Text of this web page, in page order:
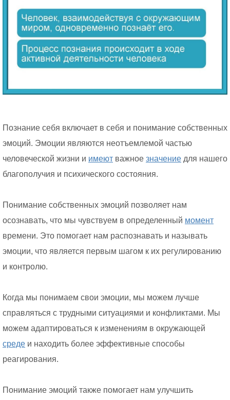
Познание себя включает в себя и понимание собственных
эмоций. Эмоции являются неотъемлемой частью
человеческой жизни и имеют важное значение для нашего
благополучия и психического состояния.
Понимание собственных эмоций позволяет нам
осознавать, что мы чувствуем в определенный момент
времени. Это помогает нам распознавать и называть
эмоции, что является первым шагом к их регулированию
и контролю.
Когда мы понимаем свои эмоции, мы можем лучше
справляться с трудными ситуациями и конфликтами. Мы
можем адаптироваться к изменениям в окружающей
среде и находить более эффективные способы
реагирования.
Понимание эмоций также помогает нам улучшить